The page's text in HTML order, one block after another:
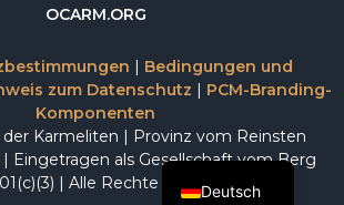
OCARM.ORG
| Bedingungen und
zum Datenschutz | PCM-Branding-
Komponenten
Karmeliten | Provinz vom Reinsten
Eingetragen als Gesellschaft vom Berg
| Alle Rechte vorbehalten.
Deutsch
English
Italiano